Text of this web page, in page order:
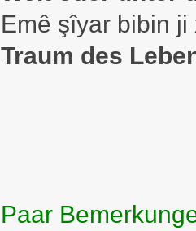
Emê şîyar bibin
Traum des
Paar